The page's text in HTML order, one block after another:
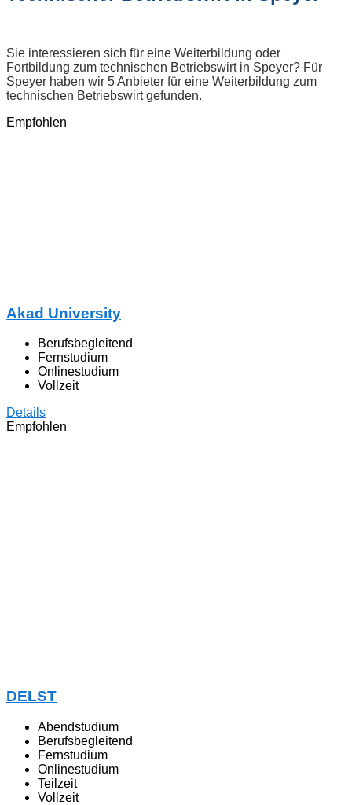
Sie interessieren sich für eine Weiterbildung oder
Fortbildung zum technischen Betriebswirt in Speyer? Für
Speyer haben wir 5 Anbieter für eine Weiterbildung zum
technischen Betriebswirt gefunden.
Empfohlen
Akad University
Berufsbegleitend
Fernstudium
Onlinestudium
Vollzeit
Details
Empfohlen
DELST
Abendstudium
Berufsbegleitend
Fernstudium
Onlinestudium
Teilzeit
Vollzeit